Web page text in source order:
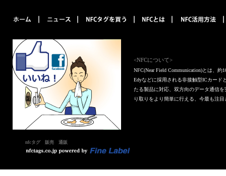
<NFCについて>
NFC(Near Field Communication)とは、
Edyなどに採用される非接触型ICカード
たる製品に対応、双方向のデータ通信
り取りをより簡単に行える、今最も注
nfcタグ 販売 通販